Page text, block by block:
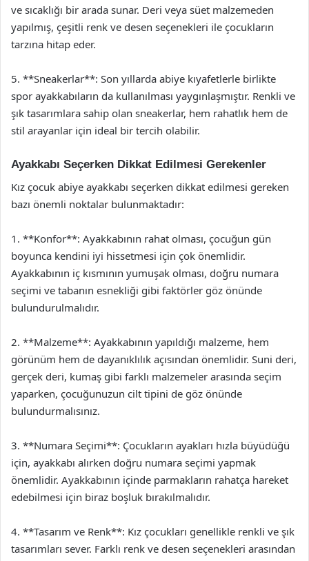
ve sıcaklığı bir arada sunar. Deri veya süet malzemeden
yapılmış, çeşitli renk ve desen seçenekleri ile çocukların
tarzına hitap eder.
5. **Sneakerlar**: Son yıllarda abiye kıyafetlerle birlikte
spor ayakkabıların da kullanılması yaygınlaşmıştır. Renkli ve
şık tasarımlara sahip olan sneakerlar, hem rahatlık hem de
stil arayanlar için ideal bir tercih olabilir.
Ayakkabı Seçerken Dikkat Edilmesi Gerekenler
Kız çocuk abiye ayakkabı seçerken dikkat edilmesi gereken
bazı önemli noktalar bulunmaktadır:
1. **Konfor**: Ayakkabının rahat olması, çocuğun gün
boyunca kendini iyi hissetmesi için çok önemlidir.
Ayakkabının iç kısmının yumuşak olması, doğru numara
seçimi ve tabanın esnekliği gibi faktörler göz önünde
bulundurulmalıdır.
2. **Malzeme**: Ayakkabının yapıldığı malzeme, hem
görünüm hem de dayanıklılık açısından önemlidir. Suni deri,
gerçek deri, kumaş gibi farklı malzemeler arasında seçim
yaparken, çocuğunuzun cilt tipini de göz önünde
bulundurmalısınız.
3. **Numara Seçimi**: Çocukların ayakları hızla büyüdüğü
için, ayakkabı alırken doğru numara seçimi yapmak
önemlidir. Ayakkabının içinde parmakların rahatça hareket
edebilmesi için biraz boşluk bırakılmalıdır.
4. **Tasarım ve Renk**: Kız çocukları genellikle renkli ve şık
tasarımları sever. Farklı renk ve desen seçenekleri arasından